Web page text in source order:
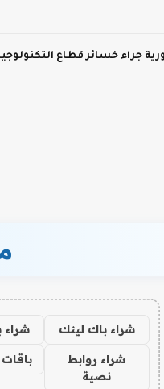
جراء خسائر قطاع
شراء باك لينك شراء
شراء روابط
نصية